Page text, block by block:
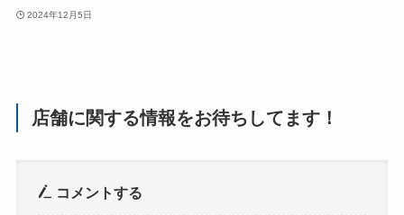
2024年12月5日
店舗に関する情報をお待ちしてます！
コメントする